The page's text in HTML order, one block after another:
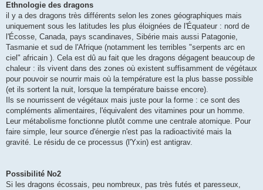
Ethnologie des dragons
il y a des dragons très différents selon les zones géographiques mais
uniquement sous les latitudes les plus éloignées de l'Équateur : nord de
l'Écosse, Canada, pays scandinaves, Sibérie mais aussi Patagonie,
Tasmanie et sud de l'Afrique (notamment les terribles "serpents arc en
ciel" africain ). Cela est dû au fait que les dragons dégagent beaucoup de
chaleur : ils vivent dans des zones où existent suffisamment de végétaux
pour pouvoir se nourrir mais où la température est la plus basse possible
(et ils sortent la nuit, lorsque la température baisse encore).
Ils se nourrissent de végétaux mais juste pour la forme : ce sont des
compléments alimentaires, l'équivalent des vitamines pour un homme.
Leur métabolisme fonctionne plutôt comme une centrale atomique. Pour
faire simple, leur source d'énergie n'est pas la radioactivité mais la
gravité. Le résidu de ce processus (l'Yxin) est antigrav.
Possibilité No2
Si les dragons écossais, peu nombreux, pas très futés et paresseux,